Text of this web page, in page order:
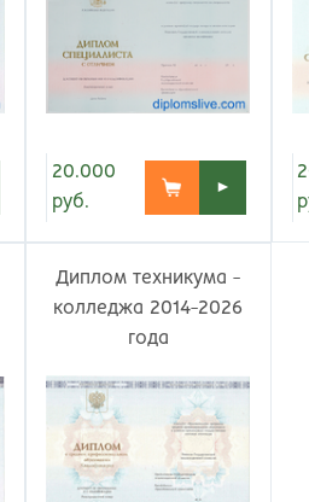
Йошкар-Ола
Калининград
Кемерово
Киров
20.000
руб.
►
Диплом техникума -
колледжа 2014-2026
года